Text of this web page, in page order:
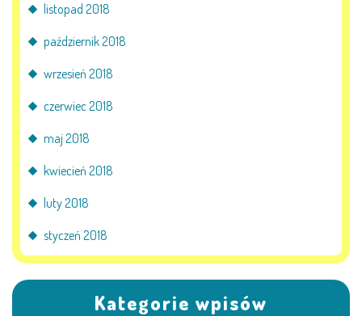
listopad 2018
październik 2018
wrzesień 2018
czerwiec 2018
maj 2018
kwiecień 2018
luty 2018
styczeń 2018
Kategorie wpisów